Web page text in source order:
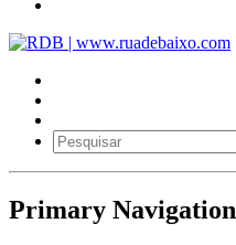
Primary Navigation